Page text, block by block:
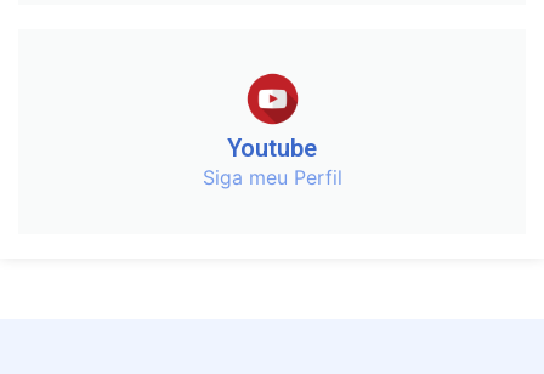
Youtube
Siga meu Perfil